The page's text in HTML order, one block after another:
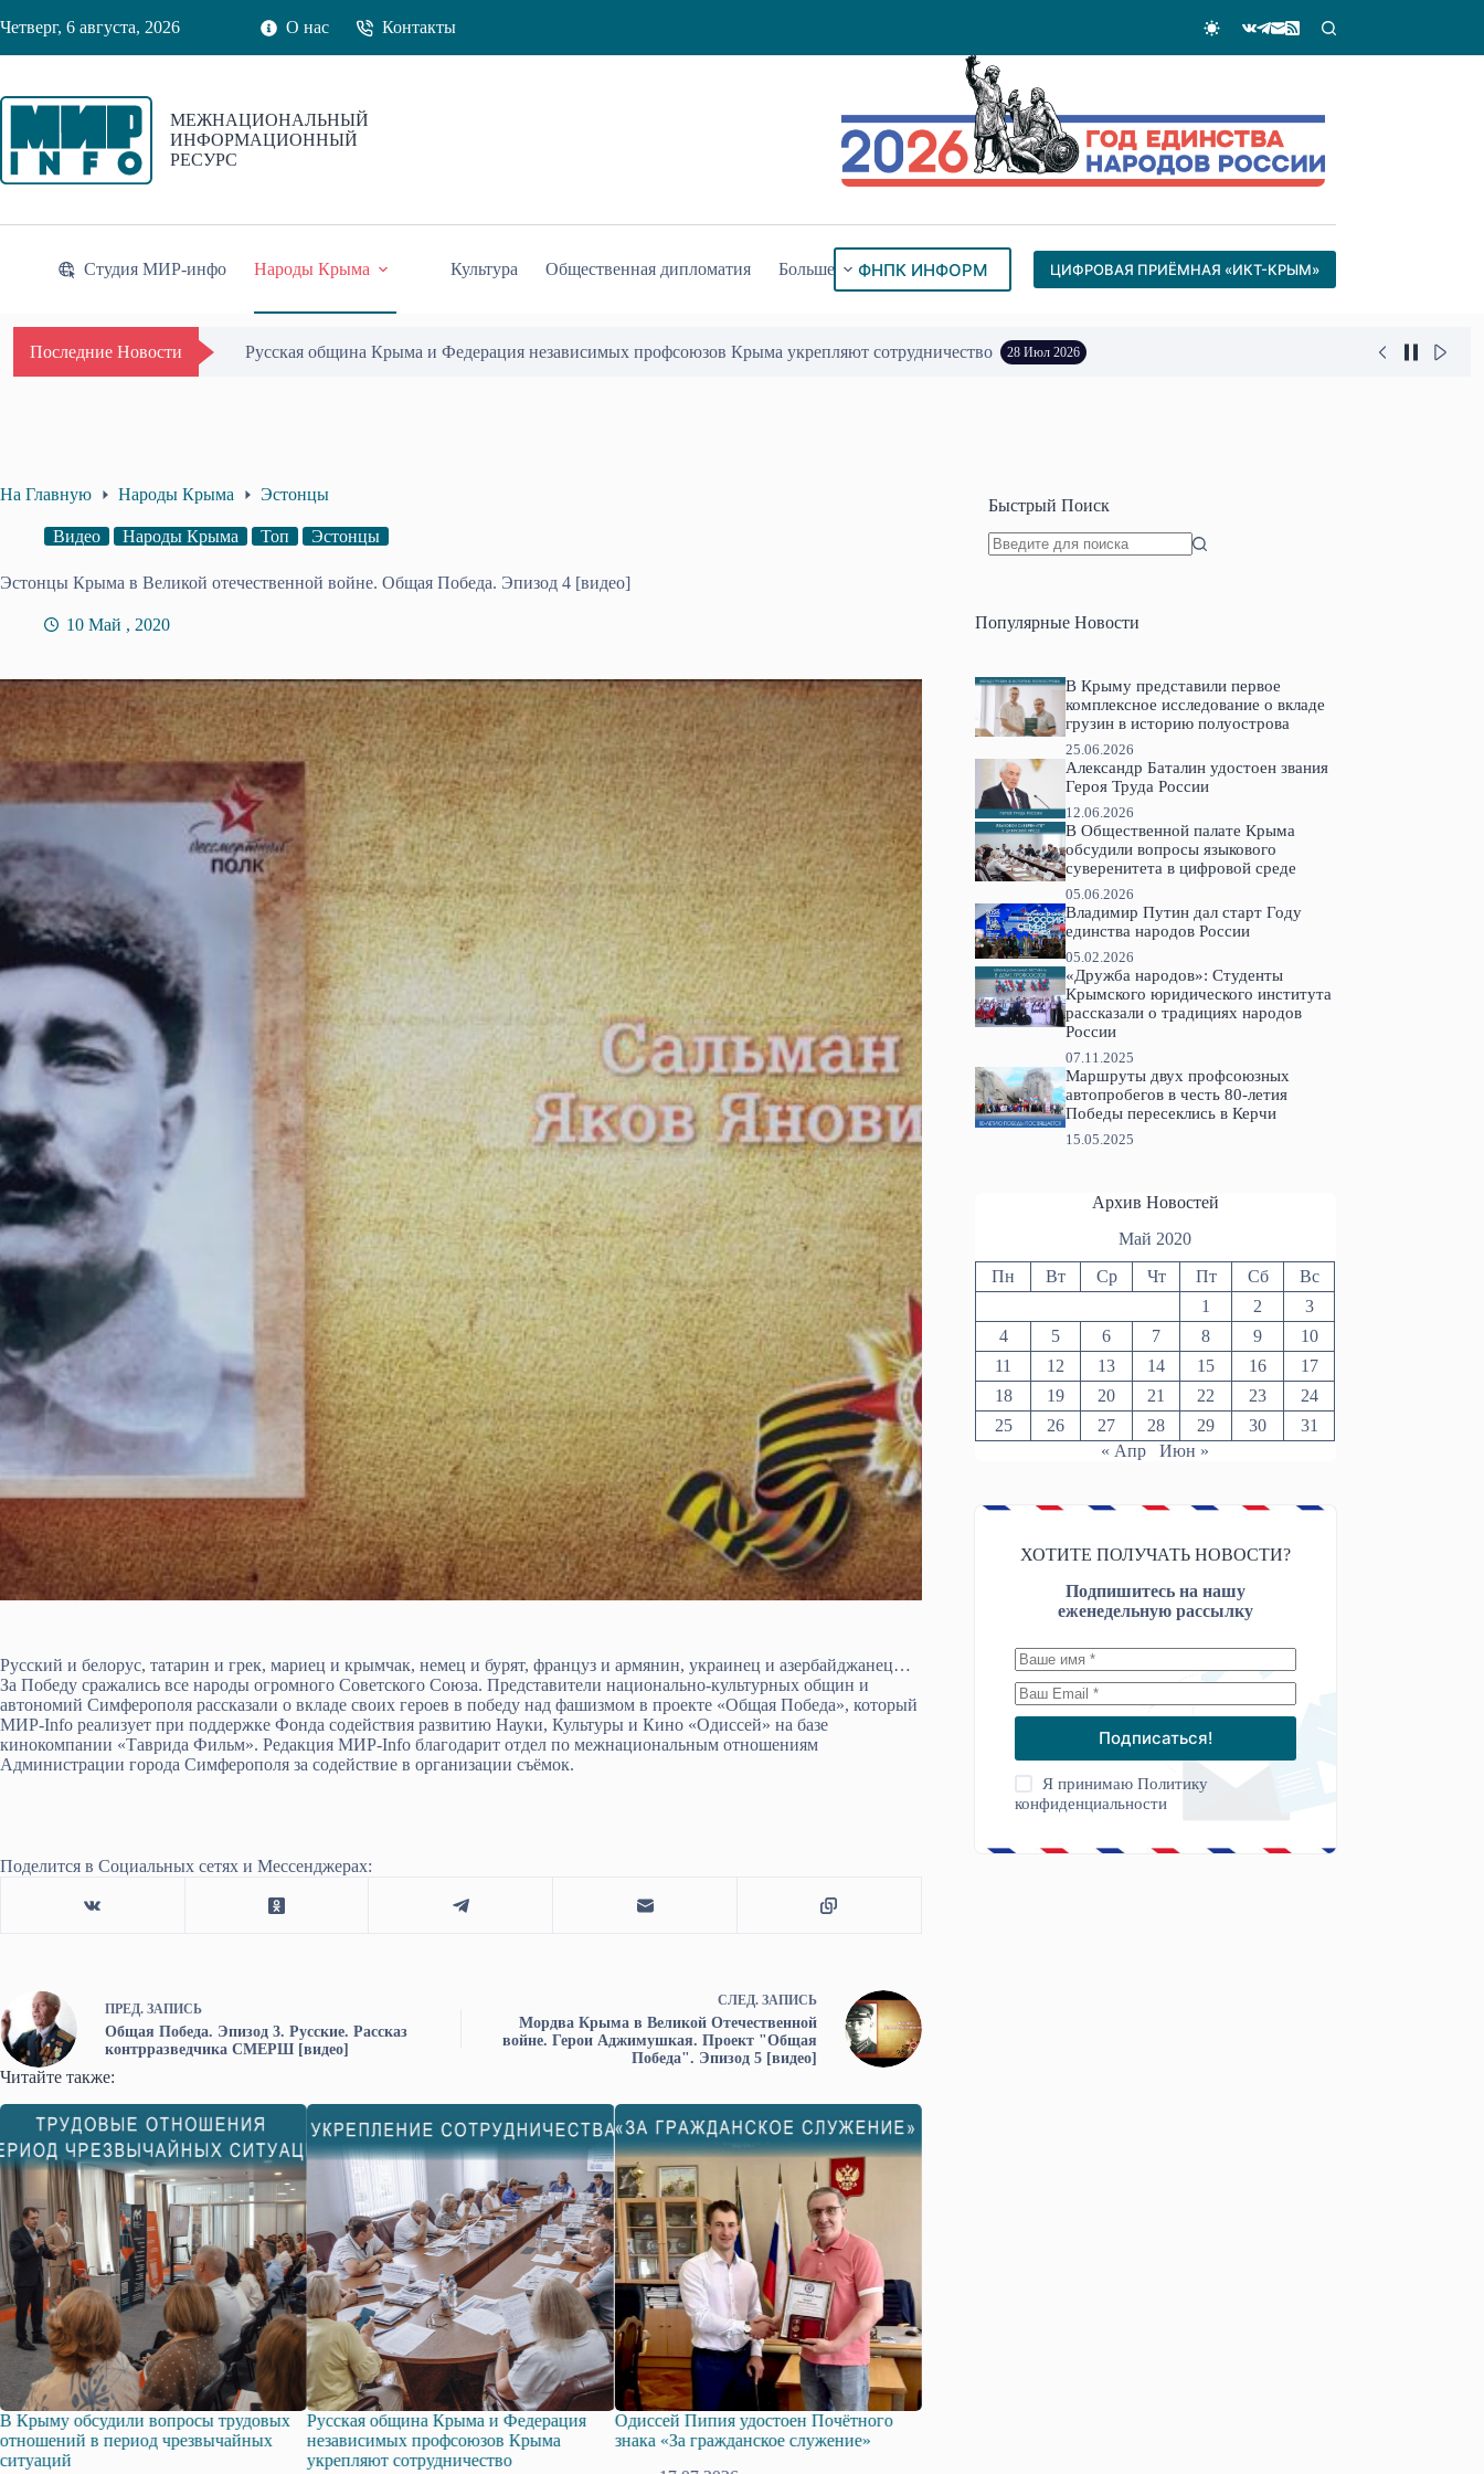
к
Четверг, 6 августа, 2026 О нас Контакты
МЕЖНАЦИОНАЛЬНЫЙ
ИНФОРМАЦИОННЫЙ
РЕСУРС
Студия МИР-инфо Народы Крыма Культура Общественная дипломатия Больше ФНПК ИНФОРМ ЦИФРОВАЯ ПРИЁМНАЯ «ИКТ-КРЫМ»
Последние Новости Русская община Крыма и Федерация независимых профсоюзов Крыма укрепляют сотрудничество 28 Июл 2026
На Главную Народы Крыма Эстонцы
Видео Народы Крыма Топ Эстонцы
Эстонцы Крыма в Великой отечественной войне. Общая Победа. Эпизод 4 [видео]
10 Май , 2020
Русский и белорус, татарин и грек, мариец и крымчак, немец и бурят, француз и армянин, украинец и азербайджанец…
За Победу сражались все народы огромного Советского Союза. Представители национально-культурных общин и
автономий Симферополя рассказали о вкладе своих героев в победу над фашизмом в проекте «Общая Победа», который
МИР-Info реализует при поддержке Фонда содействия развитию Науки, Культуры и Кино «Одиссей» на базе
кинокомпании «Таврида Фильм». Редакция МИР-Info благодарит отдел по межнациональным отношениям
Администрации города Симферополя за содействие в организации съёмок.
Поделится в Социальных сетях и Мессенджерах:
ПРЕД. ЗАПИСЬ
Общая Победа. Эпизод 3. Русские. Рассказ
контрразведчика СМЕРШ [видео]
СЛЕД. ЗАПИСЬ
Мордва Крыма в Великой Отечественной
войне. Герои Аджимушкая. Проект "Общая
Победа". Эпизод 5 [видео]
Читайте также:
вопросы трудовых
период чрезвычайных
Русская община Крыма и Федерация
независимых профсоюзов Крыма
укрепляют сотрудничество
Одиссей Пипия удостоен Почётного
знака «За гражданское служение»
Госдума приняла в первом чтении
законопроект о поддержке развития
Быстрый Поиск
Популярные Новости
В Крыму представили первое
комплексное исследование о вкладе
грузин в историю полуострова
25.06.2026
Александр Баталин удостоен звания
Героя Труда России
12.06.2026
В Общественной палате Крыма
обсудили вопросы языкового
суверенитета в цифровой среде
05.06.2026
Владимир Путин дал старт Году
единства народов России
05.02.2026
«Дружба народов»: Студенты
Крымского юридического института
рассказали о традициях народов
России
07.11.2025
Маршруты двух профсоюзных
автопробегов в честь 80-летия
Победы пересеклись в Керчи
15.05.2025
Архив Новостей
Май 2020
Пн Вт Ср Чт Пт Сб
Вс
1
2
3
4
5 6 7 8 9
10
11
12 13 14 15 16
17
18
19 20 21 22 23
24
25
26 27 28 29 30
31
« Апр
Июн »
ХОТИТЕ ПОЛУЧАТЬ НОВОСТИ?
Подпишитесь на нашу
еженедельную рассылку
Подписаться!
Я принимаюПолитику
конфиденциальности